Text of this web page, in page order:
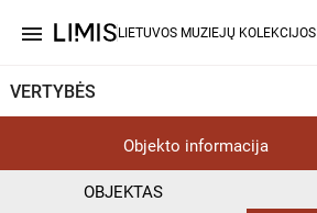
menu LIETUVOS MUZIEJŲ KOLEKCIJOS
VERTYBĖS
Objekto informacija
OBJEKTAS